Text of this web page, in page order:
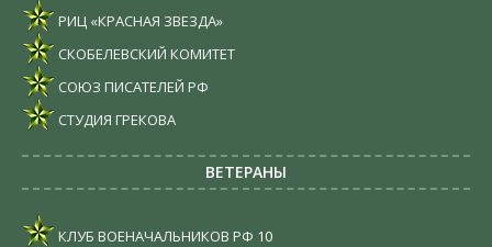
РИЦ «КРАСНАЯ ЗВЕЗДА»
СКОБЕЛЕВСКИЙ КОМИТЕТ
СОЮЗ ПИСАТЕЛЕЙ РФ
СТУДИЯ ГРЕКОВА
ВЕТЕРАНЫ
КЛУБ ВОЕНАЧАЛЬНИКОВ РФ 10